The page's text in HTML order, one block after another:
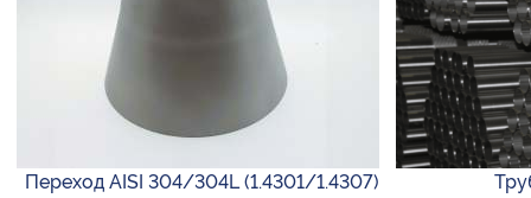
Переход AISI 304/304L (1.4301/1.4307)